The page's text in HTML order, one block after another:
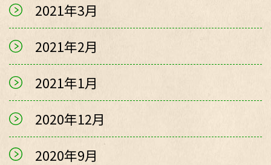
2021年3月
2021年2月
2021年1月
2020年12月
2020年9月